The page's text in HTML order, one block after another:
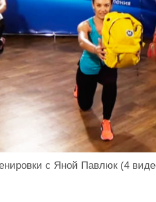
с Яной Павлюк (4